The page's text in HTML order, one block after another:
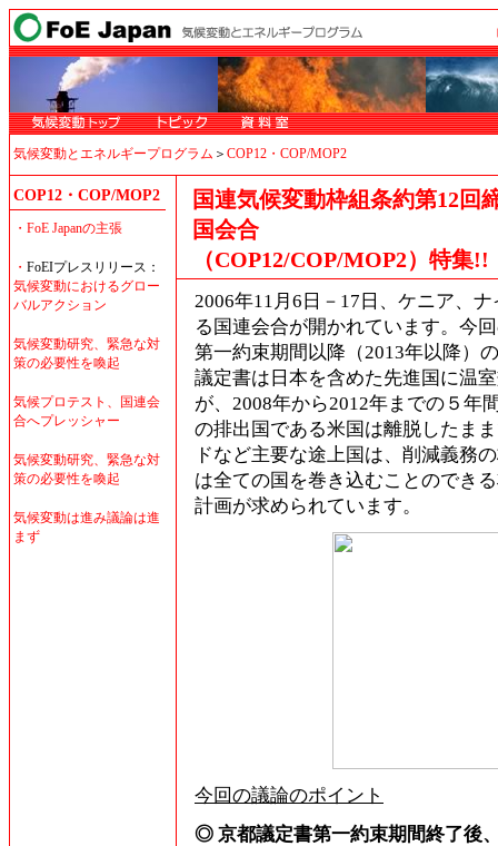
気候変動とエネルギープログラム ＞ COP12・COP/MOP2
COP12・COP/MOP2
・ FoE Japanの主張
・ FoEIプレスリリース：
気候変動におけるグロー
バルアクション
気候変動研究、緊急な対
策の必要性を喚起
気候プロテスト、国連会
合へプレッシャー
気候変動研究、緊急な対
策の必要性を喚起
気候変動は進み議論は進
まず
国連気候変動枠組条約第12回
国会合
（COP12/COP/MOP2）特集!!
2006年11月6日－17日、ケニア、
る国連会合が開かれています。今
第一約束期間以降（2013年以降
議定書は日本を含めた先進国に温
が、2008年から2012年までの５年
の排出国である米国は離脱したま
ドなど主要な途上国は、削減義務
は全ての国を巻き込むことのでき
計画が求められています。
今回の議論のポイント
◎ 京都議定書第一約束期間終了後